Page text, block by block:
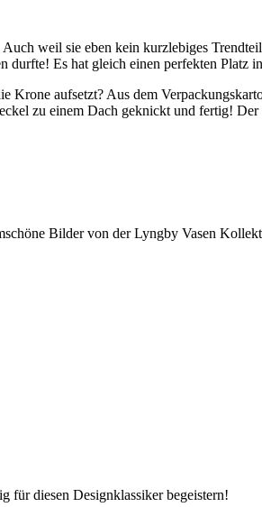
weil sie eben kein kurzlebiges
durfte! Es hat gleich einen perfekten Platz
Krone aufsetzt? Aus dem
zu einem Dach geknickt und fertig!
Bilder von der Lyngby Vasen
für diesen Designklassiker begeistern!